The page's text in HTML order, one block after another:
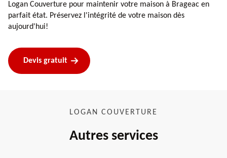
Logan Couverture pour maintenir votre maison à Brageac en
parfait état. Préservez l'intégrité de votre maison dès
aujourd'hui!
Devis gratuit
LOGAN COUVERTURE
Autres services